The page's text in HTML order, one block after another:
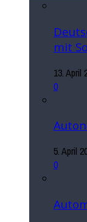
mit
13. April
0
5. April
0